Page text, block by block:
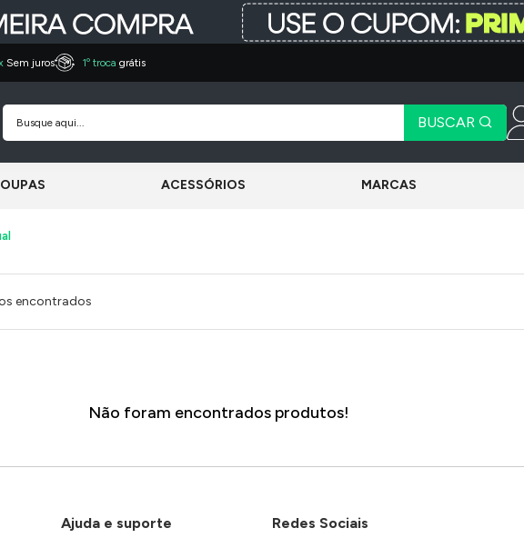
Sem juros 1º troca grátis
BUSCAR
ACESSÓRIOS MARCAS
encontrados
Não foram encontrados produtos!
Ajuda e suporte Redes Sociais